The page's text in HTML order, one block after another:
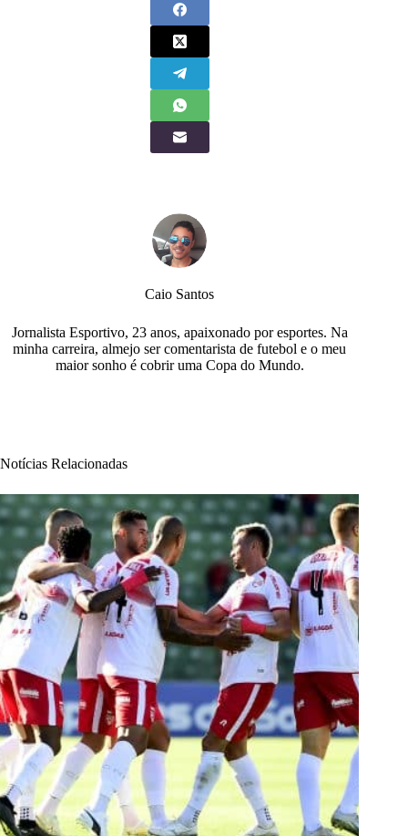
Caio Santos
Jornalista Esportivo, 23 anos, apaixonado por esportes. Na
minha carreira, almejo ser comentarista de futebol e o meu
maior sonho é cobrir uma Copa do Mundo.
Notícias Relacionadas